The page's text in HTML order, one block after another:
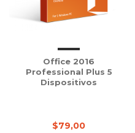
Office 2016
Professional Plus 5
Dispositivos
$79,00